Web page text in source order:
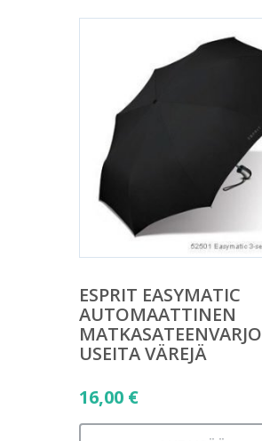
ESPRIT EASYMATIC
AUTOMAATTINEN
MATKASATEENVARJO
USEITA VÄREJÄ
16,00 €